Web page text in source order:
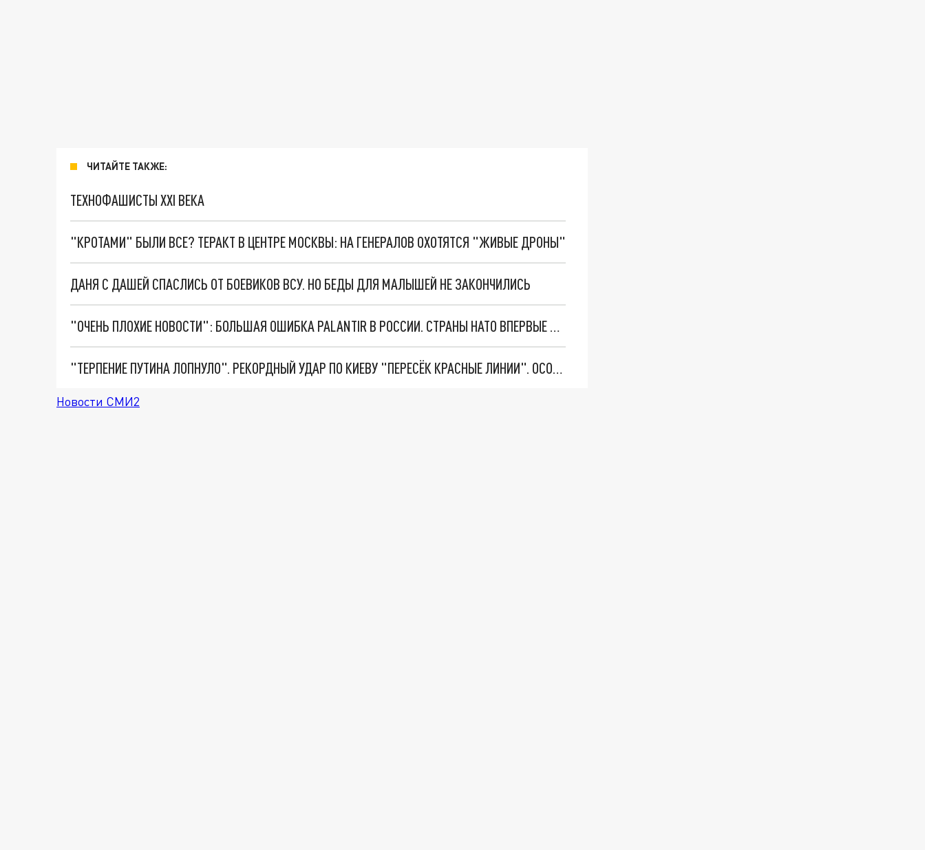
ЧИТАЙТЕ ТАКЖЕ:
ТЕХНОФАШИСТЫ XXI ВЕКА
"КРОТАМИ" БЫЛИ ВСЕ? ТЕРАКТ В ЦЕНТРЕ МОСКВЫ: НА ГЕНЕРАЛОВ ОХОТЯТСЯ "ЖИВЫЕ ДРОНЫ"
ДАНЯ С ДАШЕЙ СПАСЛИСЬ ОТ БОЕВИКОВ ВСУ. НО БЕДЫ ДЛЯ МАЛЫШЕЙ НЕ ЗАКОНЧИЛИСЬ
"ОЧЕНЬ ПЛОХИЕ НОВОСТИ": БОЛЬШАЯ ОШИБКА PALANTIR В РОССИИ. СТРАНЫ НАТО ВПЕРВЫЕ ЗА СВО ОСТАНОВИЛИ ПОСТАВКИ ОРУЖИЯ. ВСУ ТЕРЯЮТ ПРИГРАНИЧЬЕ?
"ТЕРПЕНИЕ ПУТИНА ЛОПНУЛО". РЕКОРДНЫЙ УДАР ПО КИЕВУ "ПЕРЕСЁК КРАСНЫЕ ЛИНИИ". ОСОБЫЕ СПЕЦЫ КНДР НА ЛБС? ТАЙНЫЕ ПЕРЕГОВОРЫ ЕВРОПЫ И МОСКВЫ
Новости СМИ2